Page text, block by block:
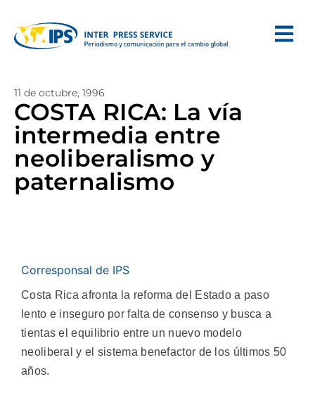
11 de octubre, 1996
COSTA RICA: La vía
intermedia entre
neoliberalismo y
paternalismo
Corresponsal de IPS
Costa Rica afronta la reforma del Estado a paso
lento e inseguro por falta de consenso y busca a
tientas el equilibrio entre un nuevo modelo
neoliberal y el sistema benefactor de los últimos 50
años.